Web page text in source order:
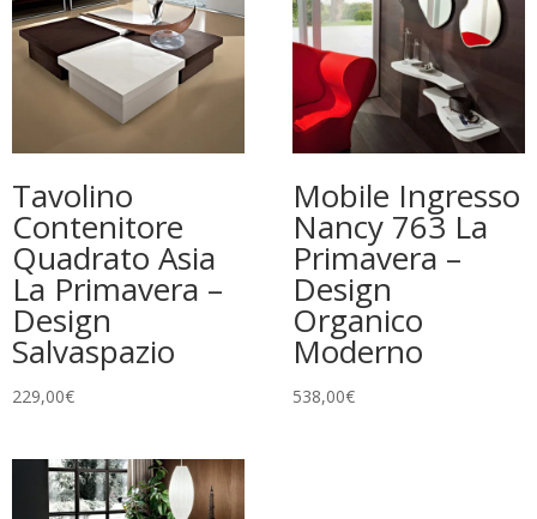
Tavolino
Contenitore
Quadrato Asia
La Primavera –
Design
Salvaspazio
229,00€
Mobile Ingresso
Nancy 763 La
Primavera –
Design
Organico
Moderno
538,00€